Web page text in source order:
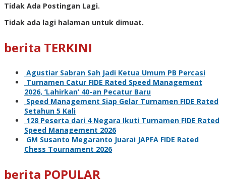
Tidak Ada Postingan Lagi.
Tidak ada lagi halaman untuk dimuat.
berita TERKINI
Agustiar Sabran Sah Jadi Ketua Umum PB Percasi
Turnamen Catur FIDE Rated Speed Management
2026, ‘Lahirkan’ 40-an Pecatur Baru
Speed Management Siap Gelar Turnamen FIDE Rated
Setahun 5 Kali
128 Peserta dari 4 Negara Ikuti Turnamen FIDE Rated
Speed Management 2026
GM Susanto Megaranto Juarai JAPFA FIDE Rated
Chess Tournament 2026
berita POPULAR